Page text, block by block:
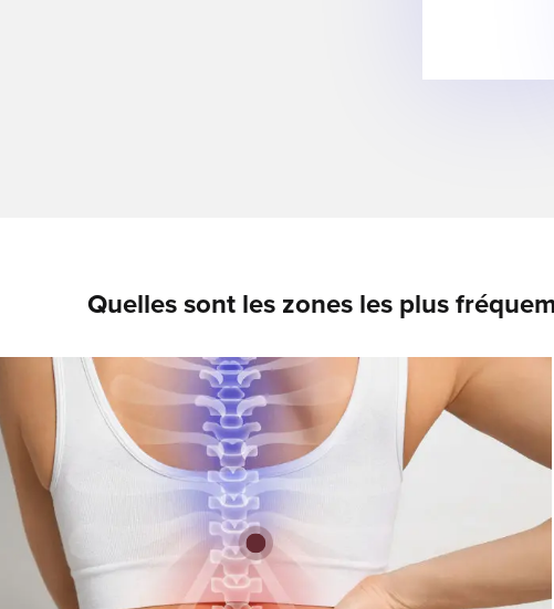
Quelles sont les zones les plus